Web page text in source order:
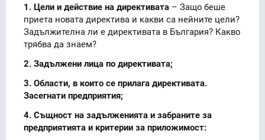
1. Цели и действие на директивата – Защо беше
приета новата директива и какви са нейните цели?
Задължителна ли е директивата в България? Какво
трябва да знаем?
2. Задължени лица по директивата;
3. Области, в които се прилага директивата.
Засегнати предприятия;
4. Същност на задълженията и забраните за
предприятията и критерии за приложимост: